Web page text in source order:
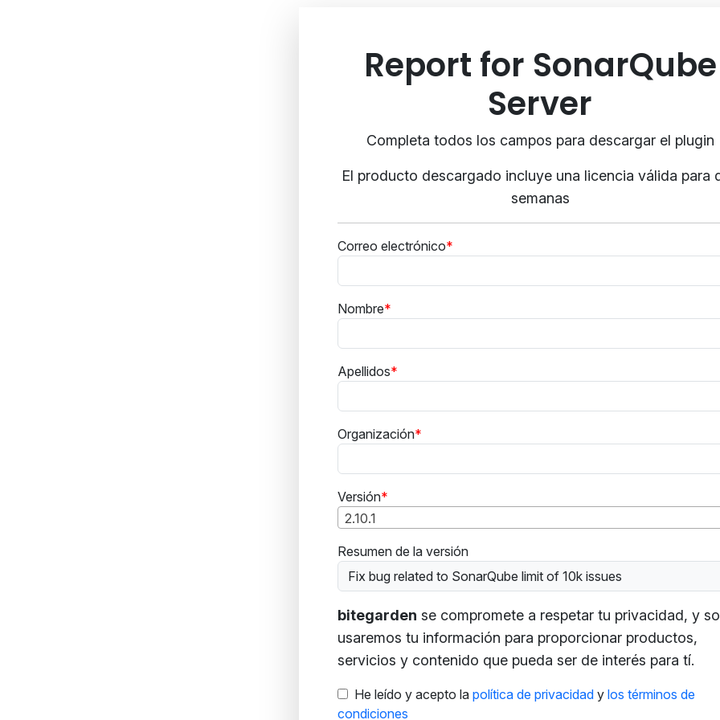
Report for SonarQube
Server
Completa todos los campos para descargar el plugin
El producto descargado incluye una licencia válida para
semanas
Correo electrónico
Nombre
Apellidos
Organización
Versión
2.10.1
Resumen de la versión
Fix bug related to SonarQube limit of 10k issues
bitegarden se compromete a respetar tu privacidad, y
usaremos tu información para proporcionar productos,
servicios y contenido que pueda ser de interés para tí.
He leído y acepto la política de privacidad y los términos de
condiciones